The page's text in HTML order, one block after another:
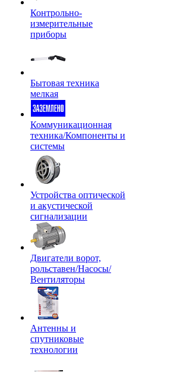
Контрольно-
измерительные
приборы
Бытовая техника
мелкая
Коммуникационная
техника/Компоненты и
системы
Устройства оптической
и акустической
сигнализации
Двигатели ворот,
рольставен/Насосы/
Вентиляторы
Антенны и
спутниковые
технологии